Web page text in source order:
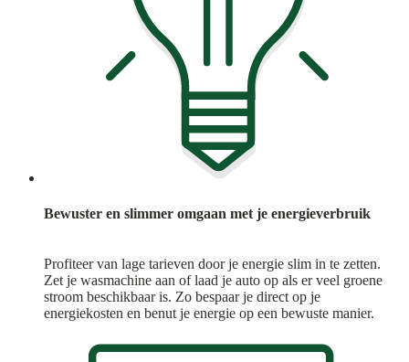
Bewuster en slimmer omgaan met je energieverbruik
Profiteer van lage tarieven door je energie slim in te zetten.
Zet je wasmachine aan of laad je auto op als er veel groene
stroom beschikbaar is. Zo bespaar je direct op je
energiekosten en benut je energie op een bewuste manier.